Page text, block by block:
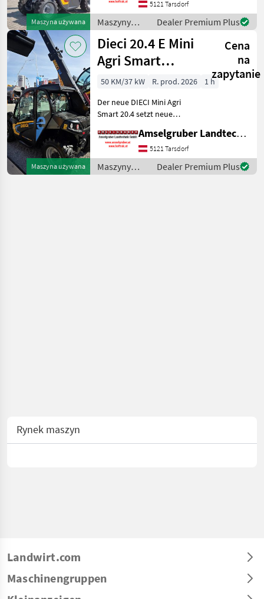
Maszyna używana
5 Motor - -Größte Kabine
(Baugleich vom Modell 26.6
Mini Agri) -50
5121 Tarsdorf
Maszyny
budowlane /
Dieci
Dealer Premium Plus
Maszyna używana
Dieci 20.4 E Mini
Agri Smart
ELEKTRO
Teleskoplader
TOP
Cena
na
zapytanie
50 KM/37 kW R. prod. 2026
1 h
Der neue DIECI Mini Agri
Smart 20.4 setzt neue
Teleskopladermarkt. 100 %
Elektro! -Größte Kabine
(Baugleich vom Modell 26.6
Mini Agri) -Echt
Amselgruber Landtechnik GmbH
5121 Tarsdorf
Maszyny
budowlane /
Dealer Premium Plus
Rynek maszyn
Landwirt.com
Maschinengruppen